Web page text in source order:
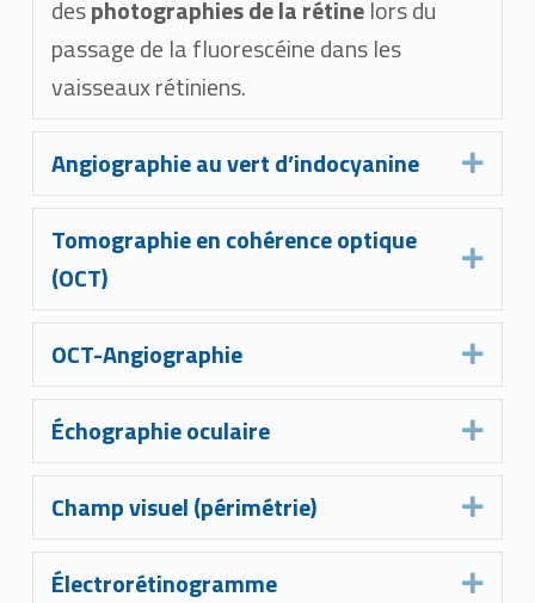
desphotographies de la rétinelors du
passage de la fluorescéine dans les
vaisseaux rétiniens.
Angiographie au vert d’indocyanine
Tomographie en cohérence optique
(OCT)
OCT-Angiographie
Échographie oculaire
Champ visuel (périmétrie)
Électrorétinogramme